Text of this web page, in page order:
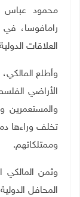
محمود عباس
رامافوسا، في
العلاقات
وأطلع
الأراضي
والمستعمرين
تخلف وراءها
وممتلكاتهم.
وثمن المالكي
المحافل